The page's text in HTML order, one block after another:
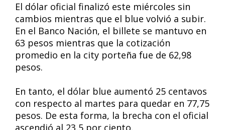
El dólar oficial finalizó este miércoles sin
cambios mientras que el blue volvió a subir.
En el Banco Nación, el billete se mantuvo en
63 pesos mientras que la cotización
promedio en la city porteña fue de 62,98
pesos.
En tanto, el dólar blue aumentó 25 centavos
con respecto al martes para quedar en 77,75
pesos. De esta forma, la brecha con el oficial